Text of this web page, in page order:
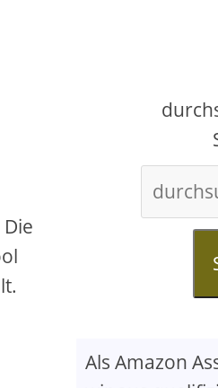
Als Amazon